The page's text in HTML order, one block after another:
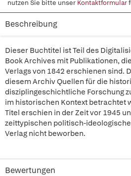
nutzen Sie bitte unser Kontaktformular
Beschreibung
Dieser Buchtitel ist Teil des
Book Archives mit Publikationen,
Verlags von 1842 erschienen sind.
diesem Archiv Quellen für die
disziplingeschichtliche Forschung
im historischen Kontext betrachtet
Titel erschien in der Zeit vor 1945
zeittypischen politisch-
Verlag nicht beworben.
Bewertungen